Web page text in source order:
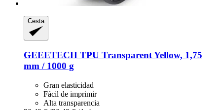
Cesta
GEEETECH TPU Transparent Yellow, 1,75
mm / 1000 g
Gran elasticidad
Fácil de imprimir
Alta transparencia